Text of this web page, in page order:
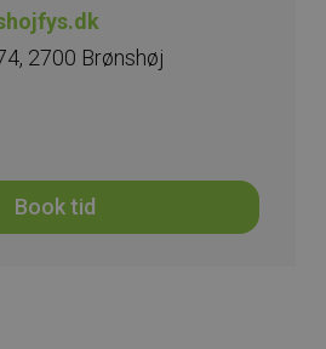
2700 Brønshøj
Book tid